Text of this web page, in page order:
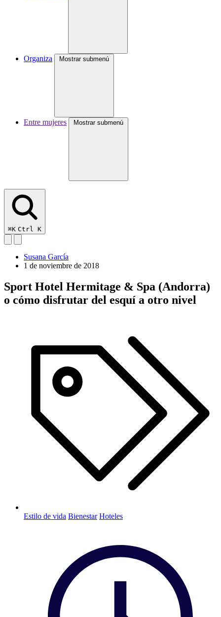
Organiza Mostrar submenú
Entre mujeres Mostrar submenú
⌘K Ctrl K
Susana García
1 de noviembre de 2018
Sport Hotel Hermitage & Spa (Andorra)
o cómo disfrutar del esquí a otro nivel
Estilo de vida Bienestar Hoteles